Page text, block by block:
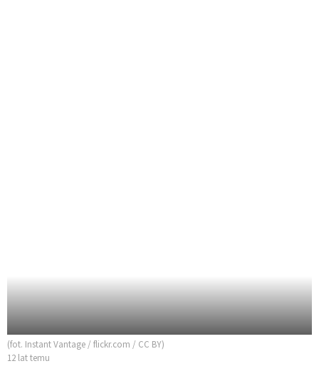
(fot. Instant Vantage / flickr.com / CC BY)
12 lat temu